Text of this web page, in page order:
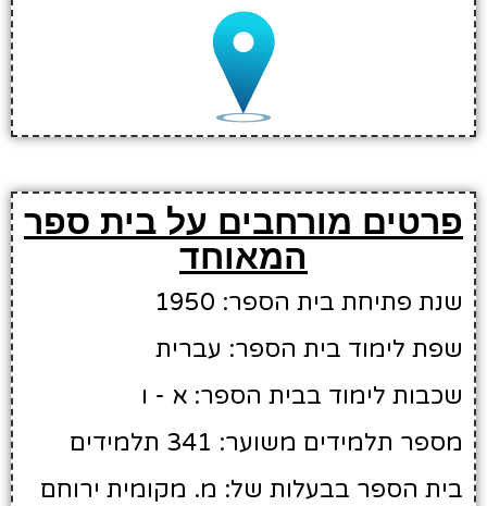
פרטים מורחבים על בית ספר
המאוחד
שנת פתיחת בית הספר: 1950
שפת לימוד בית הספר: עברית
שכבות לימוד בבית הספר: א - ו
מספר תלמידים משוער: 341 תלמידים
בית הספר בבעלות של: מ. מקומית ירוחם